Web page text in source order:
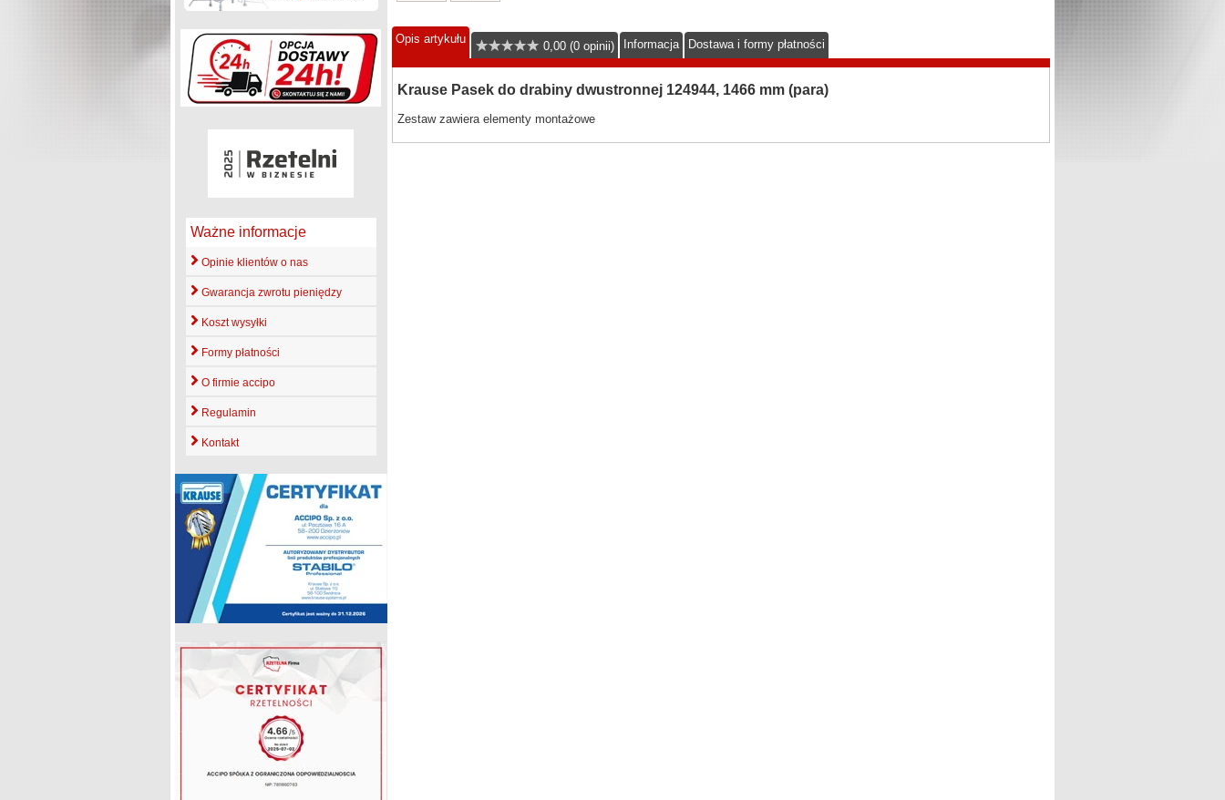
Ważne informacje
Opinie klientów o nas
Gwarancja zwrotu pieniędzy
Koszt wysyłki
Formy płatności
O firmie accipo
Regulamin
Kontakt
Opis artykułu
0,00 (0 opinii) Informacja Dostawa i formy płatności
Krause Pasek do drabiny dwustronnej 124944, 1466 mm (para)
Zestaw zawiera elementy montażowe